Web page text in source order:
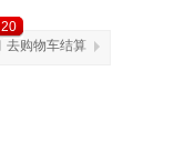
20
去购物车结算